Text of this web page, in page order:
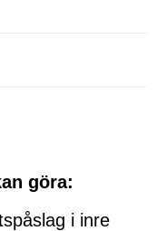
göra:
i inre